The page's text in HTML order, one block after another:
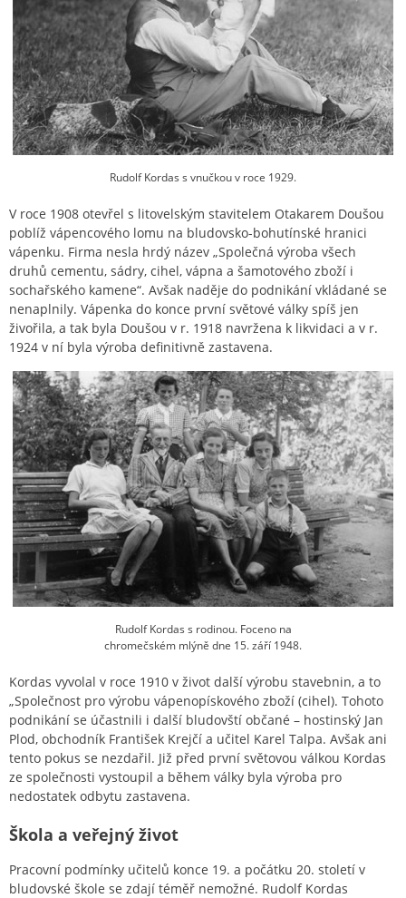
Rudolf Kordas s vnučkou v roce 1929.
V roce 1908 otevřel s litovelským stavitelem Otakarem Doušou
poblíž vápencového lomu na bludovsko-bohutínské hranici
vápenku. Firma nesla hrdý název „Společná výroba všech
druhů cementu, sádry, cihel, vápna a šamotového zboží i
sochařského kamene“. Avšak naděje do podnikání vkládané se
nenaplnily. Vápenka do konce první světové války spíš jen
živořila, a tak byla Doušou v r. 1918 navržena k likvidaci a v r.
1924 v ní byla výroba definitivně zastavena.
Rudolf Kordas s rodinou. Foceno na
chromečském mlýně dne 15. září 1948.
Kordas vyvolal v roce 1910 v život další výrobu stavebnin, a to
„Společnost pro výrobu vápenopískového zboží (cihel). Tohoto
podnikání se účastnili i další bludovští občané – hostinský Jan
Plod, obchodník František Krejčí a učitel Karel Talpa. Avšak ani
tento pokus se nezdařil. Již před první světovou válkou Kordas
ze společnosti vystoupil a během války byla výroba pro
nedostatek odbytu zastavena.
Škola a veřejný život
Pracovní podmínky učitelů konce 19. a počátku 20. století v
bludovské škole se zdají téměř nemožné. Rudolf Kordas